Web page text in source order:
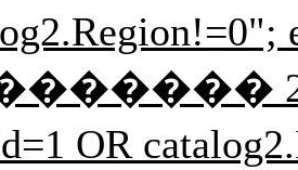
2
OR